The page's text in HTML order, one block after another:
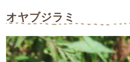
オヤブジラミ